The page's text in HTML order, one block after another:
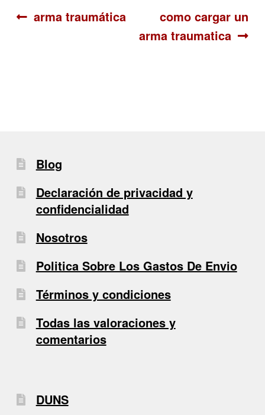
Navegación
Anterior:
arma traumática Siguiente:
como cargar un
arma traumatica
Blog
Declaración de privacidad y
confidencialidad
Nosotros
Politica Sobre Los Gastos De Envio
Términos y condiciones
Todas las valoraciones y
comentarios
DUNS